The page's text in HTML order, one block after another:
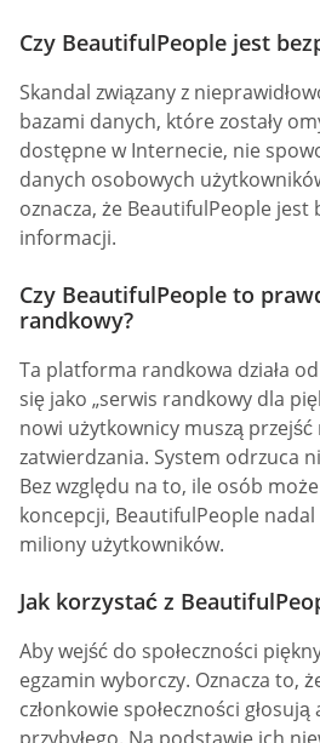
Czy BeautifulPeople jest
Skandal związany z
bazami danych, które zostały
dostępne w Internecie, nie
danych osobowych
oznacza, że BeautifulPeople jest
informacji.
Czy BeautifulPeople to
randkowy?
Ta platforma randkowa działa
się jako „serwis randkowy dla
nowi użytkownicy muszą przejść
zatwierdzania. System odrzuca
Bez względu na to, ile osób
koncepcji, BeautifulPeople
miliony użytkowników.
Jak korzystać z
Aby wejść do społeczności
egzamin wyborczy. Oznacza to,
członkowie społeczności